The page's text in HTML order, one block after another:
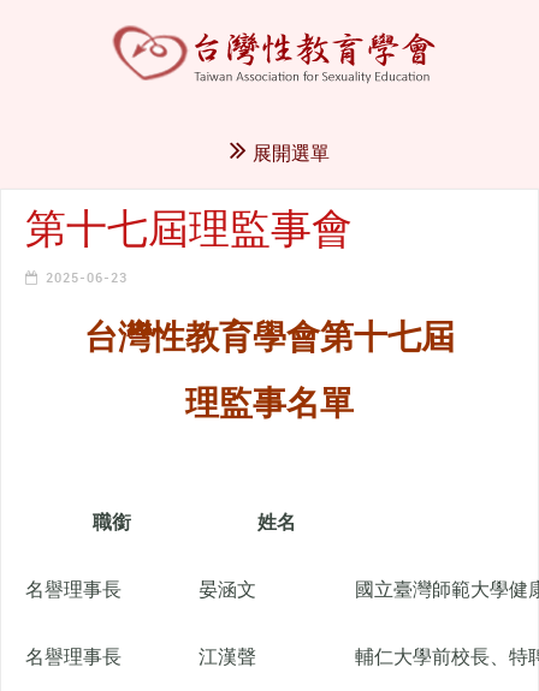
展開選單
第十七屆理監事會
2025-06-23
台灣性教育學會第十七屆
理監事名單
職銜 姓名
名譽理事長 晏涵文 國立臺灣師範大學健
名譽理事長 江漢聲 輔仁大學前校長、特